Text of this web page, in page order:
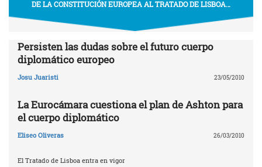
DE LA CONSTITUCIÓN EUROPEA AL TRATADO DE LISBOA…
Persisten las dudas sobre el futuro cuerpo
diplomático europeo
Josu Juaristi 23/05/2010
La Eurocámara cuestiona el plan de Ashton para
el cuerpo diplomático
Eliseo Oliveras 26/03/2010
El Tratado de Lisboa entra en vigor